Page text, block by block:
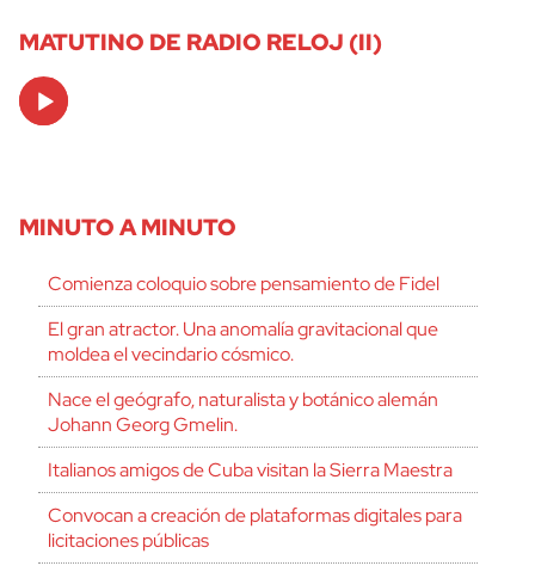
MATUTINO DE RADIO RELOJ (II)
Audio
Player
MINUTO A MINUTO
Comienza coloquio sobre pensamiento de Fidel
El gran atractor. Una anomalía gravitacional que
moldea el vecindario cósmico.
Nace el geógrafo, naturalista y botánico alemán
Johann Georg Gmelin.
Italianos amigos de Cuba visitan la Sierra Maestra
Convocan a creación de plataformas digitales para
licitaciones públicas